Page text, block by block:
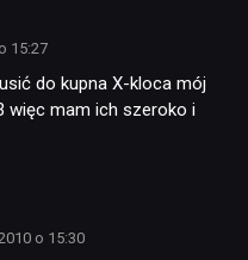
15:27
do kupna X-kloca mój
więc mam ich szeroko i
o 15:30